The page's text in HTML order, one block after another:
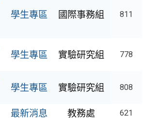
學生專區 國際事務組 811
學生專區 實驗研究組 778
學生專區 實驗研究組 808
最新消息 教務處 621